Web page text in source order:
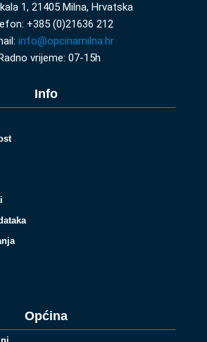
1, 21405 Milna, Hrvatska
+385 (0)21636 212
info@opcinamilna.hr
vrijeme: 07-15h
Info
Općina